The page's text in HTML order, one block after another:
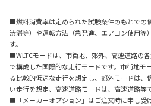
■燃料消費率は定められた試験条件のもとでの
渋滞等）や運転方法（急発進、エアコン使用等
す。
■WLTCモードは、市街地、郊外、高速道路の
で構成した国際的な走行モードです。市街地モ
る比較的低速な走行を想定し、郊外モードは、
い走行を想定、高速道路モードは、高速道路等
■「メーカーオプション」はご注文時に申し受